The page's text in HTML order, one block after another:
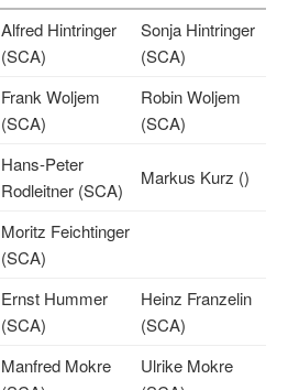
Alfred Hintringer
(SCA)
Sonja Hintringer
(SCA)
Frank Woljem
(SCA)
Robin Woljem
(SCA)
Hans-Peter
Rodleitner (SCA)
Markus Kurz ()
Moritz Feichtinger
(SCA)
Ernst Hummer
(SCA)
Heinz Franzelin
(SCA)
Manfred Mokre
Ulrike Mokre